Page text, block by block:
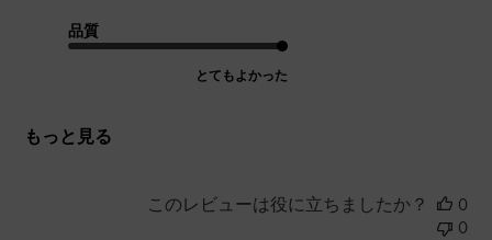
品質
とてもよかった
もっと見る
このレビューは役に立ちましたか？
0
0